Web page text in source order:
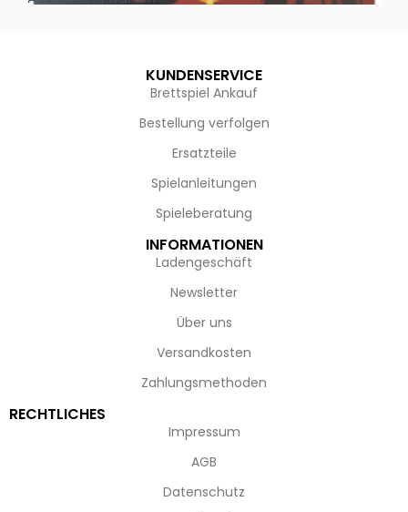
KUNDENSERVICE
Brettspiel Ankauf
Bestellung verfolgen
Ersatzteile
Spielanleitungen
Spieleberatung
INFORMATIONEN
Ladengeschäft
Newsletter
Über uns
Versandkosten
Zahlungsmethoden
RECHTLICHES
Impressum
AGB
Datenschutz